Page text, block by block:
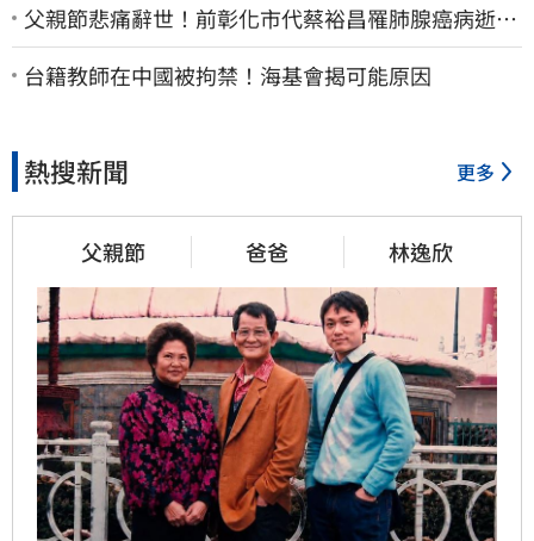
父親節悲痛辭世！前彰化市代蔡裕昌罹肺腺癌病逝
享壽71歲
台籍教師在中國被拘禁！海基會揭可能原因
熱搜新聞 更多
父親節 爸爸 林逸欣